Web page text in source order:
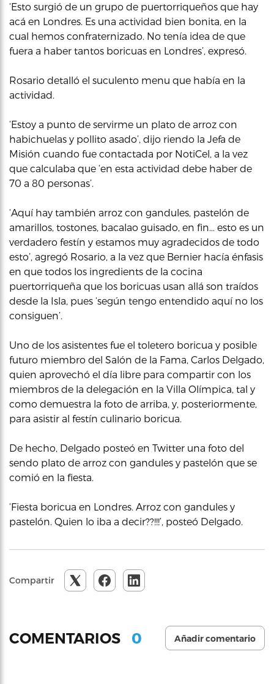
‘Esto surgió de un grupo de puertorriqueños que hay
acá en Londres. Es una actividad bien bonita, en la
cual hemos confraternizado. No tenía idea de que
fuera a haber tantos boricuas en Londres’, expresó.
Rosario detalló el suculento menu que había en la
actividad.
‘Estoy a punto de servirme un plato de arroz con
habichuelas y pollito asado’, dijo riendo la Jefa de
Misión cuando fue contactada por NotiCel, a la vez
que calculaba que ‘en esta actividad debe haber de
70 a 80 personas’.
‘Aquí hay también arroz con gandules, pastelón de
amarillos, tostones, bacalao guisado, en fin… esto es un
verdadero festín y estamos muy agradecidos de todo
esto’, agregó Rosario, a la vez que Bernier hacía énfasis
en que todos los ingredients de la cocina
puertorriqueña que los boricuas usan allá son traídos
desde la Isla, pues ‘según tengo entendido aquí no los
consiguen’.
Uno de los asistentes fue el toletero boricua y posible
futuro miembro del Salón de la Fama, Carlos Delgado,
quien aprovechó el día libre para compartir con los
miembros de la delegación en la Villa Olímpica, tal y
como demuestra la foto de arriba, y, posteriormente,
para asistir al festín culinario boricua.
De hecho, Delgado posteó en Twitter una foto del
sendo plato de arroz con gandules y pastelón que se
comió en la fiesta.
‘Fiesta boricua en Londres. Arroz con gandules y
pastelón. Quien lo iba a decir??!!!’, posteó Delgado.
Compartir
COMENTARIOS 0 Añadir comentario